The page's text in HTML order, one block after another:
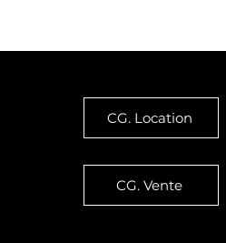
CG. Location
CG. Vente